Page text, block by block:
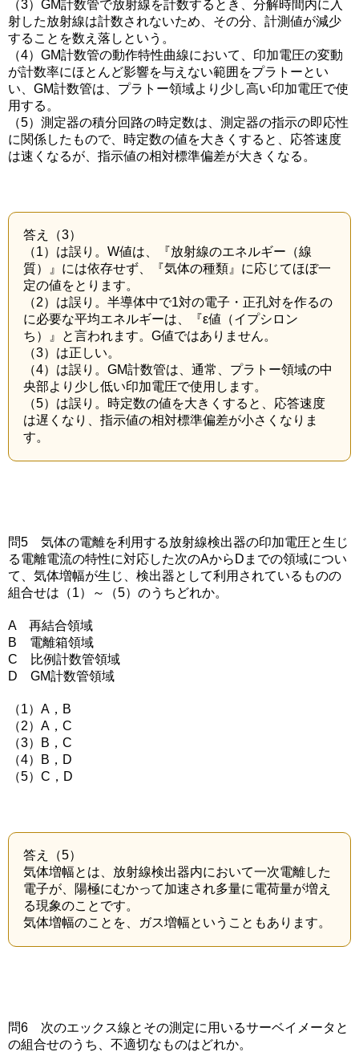
（3）GM計数管で放射線を計数するとき、分解時間内に入
射した放射線は計数されないため、その分、計測値が減少
することを数え落しという。
（4）GM計数管の動作特性曲線において、印加電圧の変動
が計数率にほとんど影響を与えない範囲をプラトーとい
い、GM計数管は、プラトー領域より少し高い印加電圧で使
用する。
（5）測定器の積分回路の時定数は、測定器の指示の即応性
に関係したもので、時定数の値を大きくすると、応答速度
は速くなるが、指示値の相対標準偏差が大きくなる。
答え（3）
（1）は誤り。W値は、『放射線のエネルギー（線
質）』には依存せず、『気体の種類』に応じてほぼ一
定の値をとります。
（2）は誤り。半導体中で1対の電子・正孔対を作るの
に必要な平均エネルギーは、『ε値（イプシロン
ち）』と言われます。G値ではありません。
（3）は正しい。
（4）は誤り。GM計数管は、通常、プラトー領域の中
央部より少し低い印加電圧で使用します。
（5）は誤り。時定数の値を大きくすると、応答速度
は遅くなり、指示値の相対標準偏差が小さくなりま
す。
問5 気体の電離を利用する放射線検出器の印加電圧と生じ
る電離電流の特性に対応した次のAからDまでの領域につい
て、気体増幅が生じ、検出器として利用されているものの
組合せは（1）～（5）のうちどれか。
A 再結合領域
B 電離箱領域
C 比例計数管領域
D GM計数管領域
（1）A，B
（2）A，C
（3）B，C
（4）B，D
（5）C，D
答え（5）
気体増幅とは、放射線検出器内において一次電離した
電子が、陽極にむかって加速され多量に電荷量が増え
る現象のことです。
気体増幅のことを、ガス増幅ということもあります。
問6 次のエックス線とその測定に用いるサーベイメータと
の組合せのうち、不適切なものはどれか。